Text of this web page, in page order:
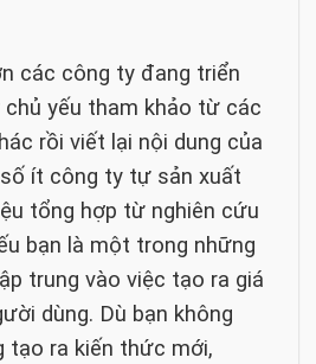
các công ty đang triển
chủ yếu tham khảo từ các
rồi viết lại nội dung của
ít công ty tự sản xuất
tổng hợp từ nghiên cứu
bạn là một trong những
trung vào việc tạo ra giá
dùng. Dù bạn không
tạo ra kiến thức mới,